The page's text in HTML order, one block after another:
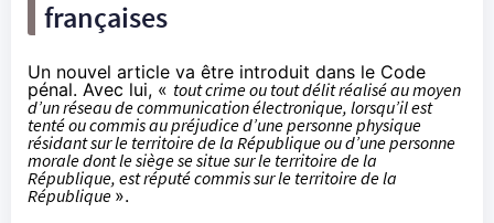
françaises
Un nouvel article va être introduit dans le Code
pénal. Avec lui, « tout crime ou tout délit réalisé au moyen
d’un réseau de communication électronique, lorsqu’il est
tenté ou commis au préjudice d’une personne physique
résidant sur le territoire de la République ou d’une personne
morale dont le siège se situe sur le territoire de la
République, est réputé commis sur le territoire de la
République ».